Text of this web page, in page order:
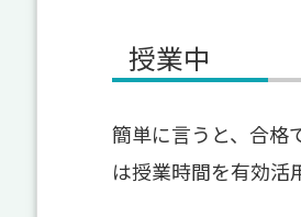
授業中
簡単に言うと、合格
は授業時間を有効活